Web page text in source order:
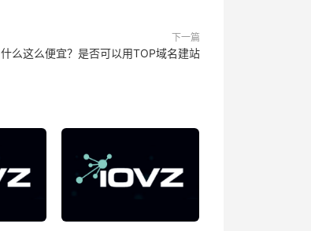
下一篇
么这么便宜？是否可以用TOP域名建站